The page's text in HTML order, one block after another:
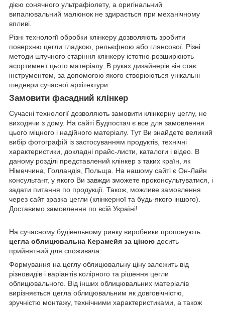
дією сонячного ультрафіолету, а оригінальний
випалювальний малюнок не здирається при механічному
впливі.
Різні технології обробки клінкеру дозволяють зробити
поверхню цегли гладкою, рельєфною або глянсової. Різні
методи штучного старіння клінкеру істотно розширюють
асортимент цього матеріалу. В руках дизайнерів він стає
інструментом, за допомогою якого створюються унікальні
шедеври сучасної архітектури.
Замовити фасадний клінкер
Сучасні технології дозволяють замовити клінкерну цеглу, не
виходячи з дому. На сайті Будпостач є все для замовлення
цього міцного і надійного матеріалу. Тут Ви знайдете великий
вибір фотографій із застосуванням продуктів, технічні
характеристики, докладні прайс-листи, каталоги і відео. В
даному розділі представлений клінкер з таких країн, як
Німеччина, Голландія, Польща. На нашому сайті є Он-Лайн
консультант, у якого Ви завжди зможете проконсультуватися, і
задати питання по продукції. Також, можливе замовлення
через сайт зразка цегли (клінкерної та будь-якого іншого).
Доставимо замовлення по всій Україні!
На сучасному будівельному ринку виробники пропонують
цегла облицювальна Керамейя за ціною досить
прийнятний для споживача.
Формування на цеглу облицювальну ціну залежить від
різновидів і варіантів колірного та рішення цегли
облицювального. Від інших облицювальних матеріалів
вирізняється цегла облицювальним як довговічністю,
зручністю монтажу, технічними характеристиками, а також